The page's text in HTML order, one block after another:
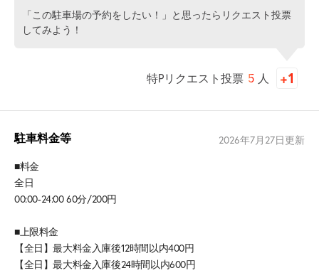
「この駐車場の予約をしたい！」と思ったらリクエスト投票
してみよう！
特Pリクエスト投票 5 人
駐車料金等 2026年7月27日更新
■料金
全日
00:00-24:00 60分/200円
■上限料金
【全日】最大料金入庫後12時間以内400円
【全日】最大料金入庫後24時間以内600円